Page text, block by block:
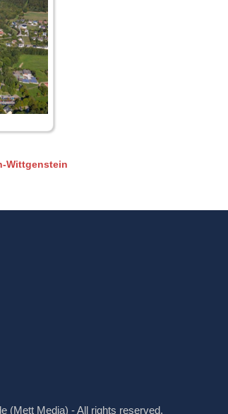
Wittgenstein
(Mett Media) - All rights reserved.